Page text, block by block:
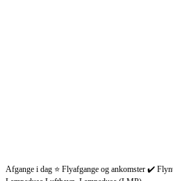
Afgange i dag ⭐ Flyafgange og ankomster ✔️